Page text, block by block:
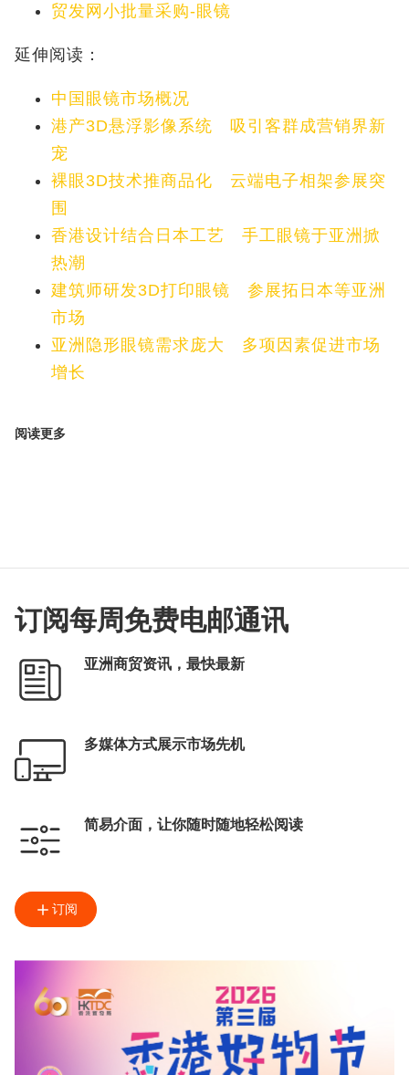
贸发网小批量采购-眼镜
延伸阅读：
中国眼镜市场概况
港产3D悬浮影像系统 吸引客群成营销界新
宠
裸眼3D技术推商品化 云端电子相架参展突
围
香港设计结合日本工艺 手工眼镜于亚洲掀
热潮
建筑师研发3D打印眼镜 参展拓日本等亚洲
市场
亚洲隐形眼镜需求庞大 多项因素促进市场
增长
阅读更多
订阅每周免费电邮通讯
亚洲商贸资讯，最快最新
多媒体方式展示市场先机
简易介面，让你随时随地轻松阅读
订阅